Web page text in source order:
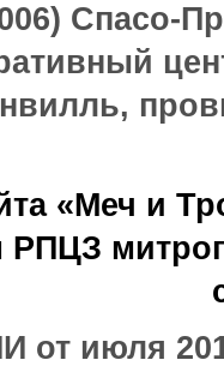
Спасо-
«Меч и
РПЦЗ
июля